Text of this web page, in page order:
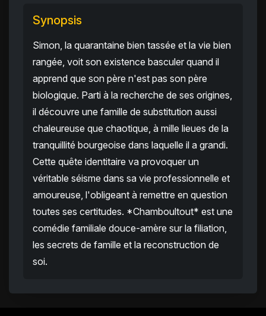
Synopsis
Simon, la quarantaine bien tassée et la vie bien
rangée, voit son existence basculer quand il
apprend que son père n'est pas son père
biologique. Parti à la recherche de ses origines,
il découvre une famille de substitution aussi
chaleureuse que chaotique, à mille lieues de la
tranquillité bourgeoise dans laquelle il a grandi.
Cette quête identitaire va provoquer un
véritable séisme dans sa vie professionnelle et
amoureuse, l'obligeant à remettre en question
toutes ses certitudes. *Chamboultout* est une
comédie familiale douce-amère sur la filiation,
les secrets de famille et la reconstruction de
soi.